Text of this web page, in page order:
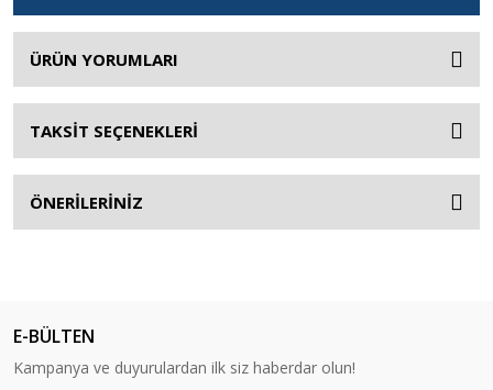
ÜRÜN YORUMLARI
TAKSİT SEÇENEKLERİ
ÖNERİLERİNİZ
E-BÜLTEN
Kampanya ve duyurulardan ilk siz haberdar olun!